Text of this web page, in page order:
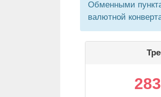
Обменными
валютной